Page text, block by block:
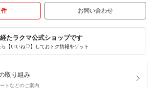
お問い合わせ
たラクマ公式ショップです
【いいね♡】しておトク情報をゲット
取り組み
トなどのご案内